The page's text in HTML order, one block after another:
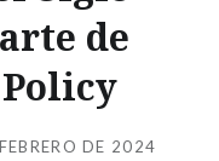
de
DE 2024